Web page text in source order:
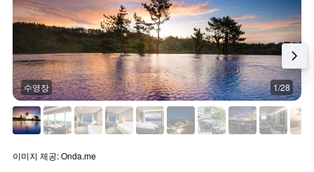
수영장 1/28
이미지 제공: Onda.me